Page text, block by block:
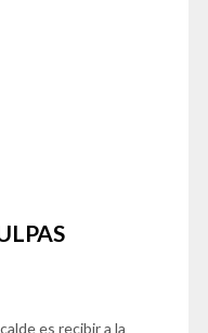
es recibir a la